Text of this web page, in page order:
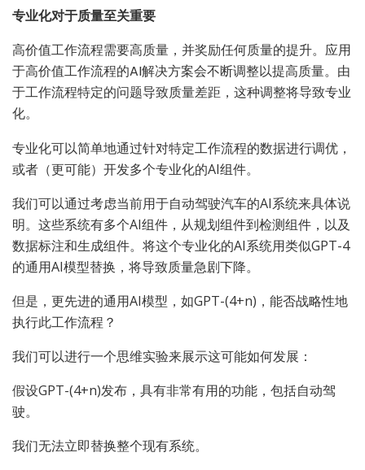
专业化对于质量至关重要
高价值工作流程需要高质量，并奖励任何质量的提升。应用
于高价值工作流程的AI解决方案会不断调整以提高质量。由
于工作流程特定的问题导致质量差距，这种调整将导致专业
化。
专业化可以简单地通过针对特定工作流程的数据进行调优，
或者（更可能）开发多个专业化的AI组件。
我们可以通过考虑当前用于自动驾驶汽车的AI系统来具体说
明。这些系统有多个AI组件，从规划组件到检测组件，以及
数据标注和生成组件。将这个专业化的AI系统用类似GPT-4
的通用AI模型替换，将导致质量急剧下降。
但是，更先进的通用AI模型，如GPT-(4+n)，能否战略性地
执行此工作流程？
我们可以进行一个思维实验来展示这可能如何发展：
假设GPT-(4+n)发布，具有非常有用的功能，包括自动驾
驶。
我们无法立即替换整个现有系统。